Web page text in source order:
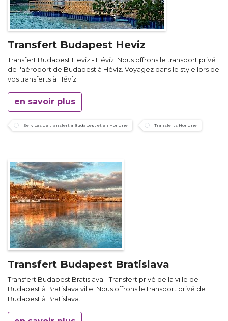
Transfert Budapest Heviz
Transfert Budapest Heviz - Hévíz: Nous offrons le transport privé
de l'aéroport de Budapest à Hévíz. Voyagez dans le style lors de
vos transferts à Hévíz.
en savoir plus
Services de transfert à Budapest et en Hongrie Transferts Hongrie
Transfert Budapest Bratislava
Transfert Budapest Bratislava - Transfert privé de la ville de
Budapest à Bratislava ville: Nous offrons le transport privé de
Budapest à Bratislava.